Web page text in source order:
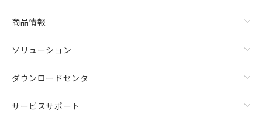
商品情報
ソリューション
ダウンロードセンタ
サービスサポート